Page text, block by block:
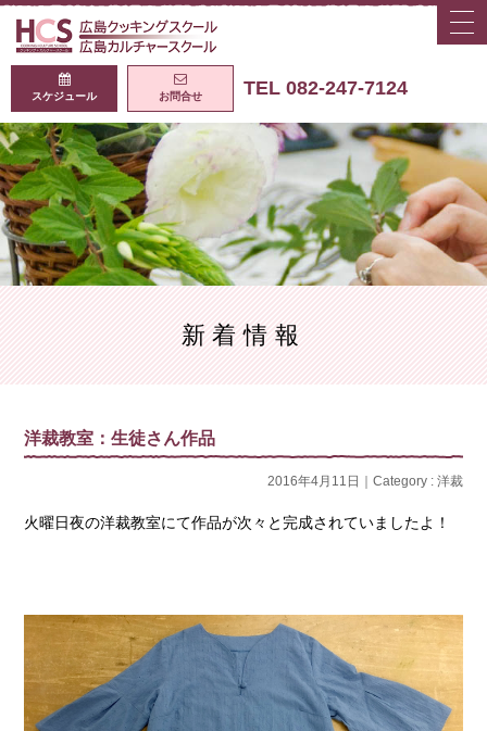
広島クッキン
スケジュール お問合せ TEL 082-247-7124
新着情報
洋裁教室：生徒さん作品
2016年4月11日｜Category : 洋裁
火曜日夜の洋裁教室にて作品が次々と完成されていましたよ！